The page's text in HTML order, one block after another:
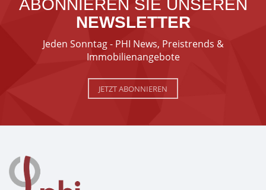
ABONNIEREN SIE UNSEREN
NEWSLETTER
Jeden Sonntag - PHI News, Preistrends &
Immobilienangebote
JETZT ABONNIEREN